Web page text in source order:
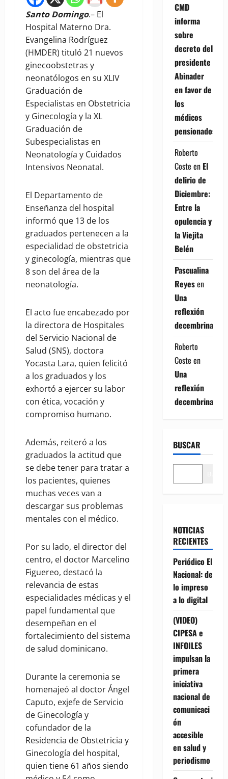
Santo Domingo.– El
Hospital Materno Dra.
Evangelina Rodríguez
(HMDER) tituló 21 nuevos
ginecoobstetras y
neonatólogos en su XLIV
Graduación de
Especialistas en Obstetricia
y Ginecología y la XL
Graduación de
Subespecialistas en
Neonatología y Cuidados
Intensivos Neonatal.
El Departamento de
Enseñanza del hospital
informó que 13 de los
graduados pertenecen a la
especialidad de obstetricia
y ginecología, mientras que
8 son del área de la
neonatología.
El acto fue encabezado por
la directora de Hospitales
del Servicio Nacional de
Salud (SNS), doctora
Yocasta Lara, quien felicitó
a los graduados y los
exhortó a ejercer su labor
con ética, vocación y
compromiso humano.
Además, reiteró a los
graduados la actitud que
se debe tener para tratar a
los pacientes, quienes
muchas veces van a
descargar sus problemas
mentales con el médico.
Por su lado, el director del
centro, el doctor Marcelino
Figuereo, destacó la
relevancia de estas
especialidades médicas y el
papel fundamental que
desempeñan en el
fortalecimiento del sistema
de salud dominicano.
Durante la ceremonia se
homenajeó al doctor Ángel
Caputo, exjefe de Servicio
de Ginecología y
cofundador de la
Residencia de Obstetricia y
Ginecología del hospital,
quien tiene 61 años siendo
CMD
informa
sobre
decreto del
presidente
Abinader
en favor de
los
médicos
pensionados
Roberto
Coste en El
delirio de
Diciembre:
Entre la
opulencia y
la Viejita
Belén
Pascualina
Reyesen
Una
reflexión
decembrina
Roberto
Coste en
Una
reflexión
decembrina
BUSCAR
NOTICIAS
RECIENTES
Periódico El
Nacional: de
lo impreso
a lo digital
(VIDEO)
CIPESA e
INFOILES
impulsan la
primera
iniciativa
nacional de
comunicaci
ón
accesible
en salud y
periodismo